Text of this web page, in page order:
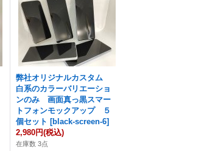
弊社オリジナルカスタム
白系のカラーバリエーショ
ンのみ 画面真っ黒スマー
トフォンモックアップ ５
個セット [black-screen-6]
2,980円(税込)
在庫数 3点